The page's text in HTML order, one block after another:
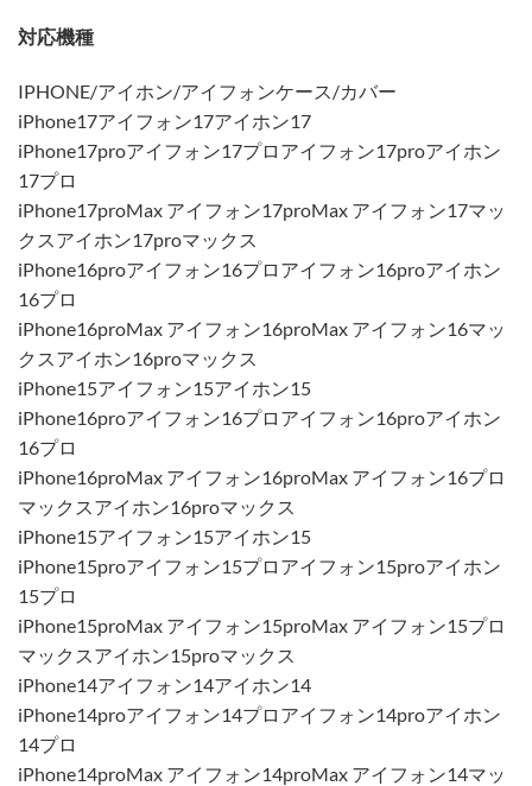
対応機種
IPHONE/アイホン/アイフォンケース/カバー
iPhone17アイフォン17アイホン17
iPhone17proアイフォン17プロアイフォン17proアイホン
17プロ
iPhone17proMax アイフォン17proMax アイフォン17マッ
クスアイホン17proマックス
iPhone16proアイフォン16プロアイフォン16proアイホン
16プロ
iPhone16proMax アイフォン16proMax アイフォン16マッ
クスアイホン16proマックス
iPhone15アイフォン15アイホン15
iPhone16proアイフォン16プロアイフォン16proアイホン
16プロ
iPhone16proMax アイフォン16proMax アイフォン16プロ
マックスアイホン16proマックス
iPhone15アイフォン15アイホン15
iPhone15proアイフォン15プロアイフォン15proアイホン
15プロ
iPhone15proMax アイフォン15proMax アイフォン15プロ
マックスアイホン15proマックス
iPhone14アイフォン14アイホン14
iPhone14proアイフォン14プロアイフォン14proアイホン
14プロ
iPhone14proMax アイフォン14proMax アイフォン14マッ